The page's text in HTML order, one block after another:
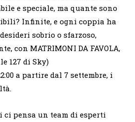
e speciale, ma quante sono
Infinite, e ogni coppia ha
sobrio o sfarzoso,
con MATRIMONI DA FAVOLA,
127 di Sky)
a partire dal 7 settembre, i
pensa un team di esperti